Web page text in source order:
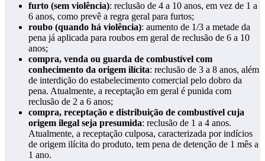
furto (sem violência): reclusão de 4 a 10 anos, em vez de 1 a
6 anos, como prevê a regra geral para furtos;
roubo (quando há violência): aumento de 1/3 a metade da
pena já aplicada para roubos em geral de reclusão de 6 a 10
anos;
compra, venda ou guarda de combustível com
conhecimento da origem ilícita: reclusão de 3 a 8 anos, além
de interdição do estabelecimento comercial pelo dobro da
pena. Atualmente, a receptação em geral é punida com
reclusão de 2 a 6 anos;
compra, receptação e distribuição de combustível cuja
origem ilegal seja presumida: reclusão de 1 a 4 anos.
Atualmente, a receptação culposa, caracterizada por indícios
de origem ilícita do produto, tem pena de detenção de 1 mês a
1 ano.